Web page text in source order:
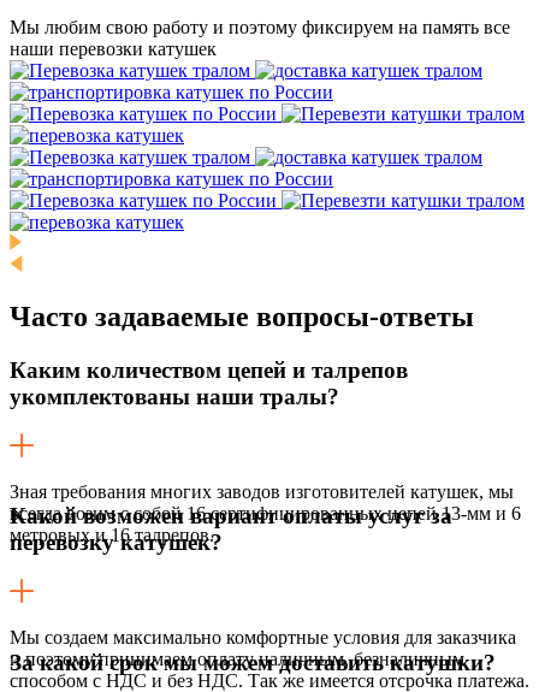
Мы любим свою работу и поэтому фиксируем на память все
наши перевозки катушек
Часто задаваемые вопросы-ответы
Каким количеством цепей и талрепов
укомплектованы наши тралы?
Зная требования многих заводов изготовителей катушек, мы
всегда возим с собой 16 сертифицированных цепей 13-мм и 6
метровых и 16 талрепов.
Какой возможен вариант оплаты услуг за
перевозку катушек?
Мы создаем максимально комфортные условия для заказчика
и поэтому принимаем оплату наличным, безналичным
способом с НДС и без НДС. Так же имеется отсрочка платежа.
За какой срок мы можем доставить катушки?